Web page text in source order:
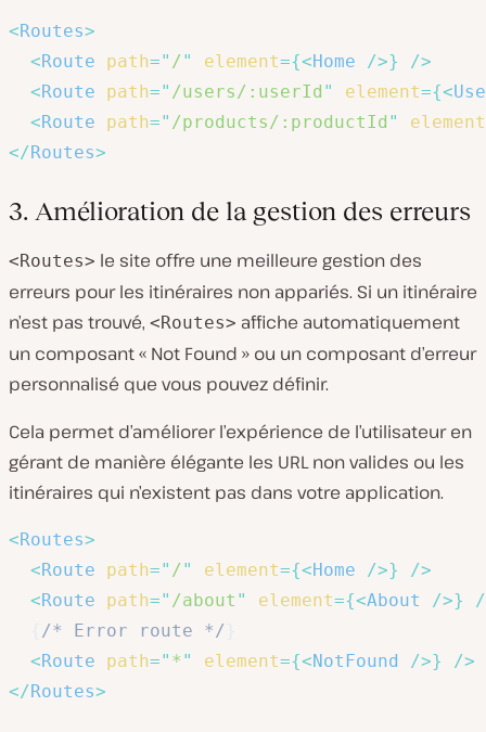
<Routes>
<Route path=" /" element={<Home />}
/>
<Route path=" /users/:userId " element={<
<Route path=" /products/:productId "
element
</Routes>
3. Amélioration de la gestion des erreurs
<Routes> le site offre une meilleure gestion des
erreurs pour les itinéraires non appariés. Si un itinéraire
n’est pas trouvé, <Routes> affiche automatiquement
un composant « Not Found » ou un composant d’erreur
personnalisé que vous pouvez définir.
Cela permet d’améliorer l’expérience de l’utilisateur en
gérant de manière élégante les URL non valides ou les
itinéraires qui n’existent pas dans votre application.
<Routes>
<Route path=" /" element={<Home />}
/>
<Route path=" /about " element={<About />}
/* Error route */
<Route path=" * " element={<NotFound />}
/>
</Routes>